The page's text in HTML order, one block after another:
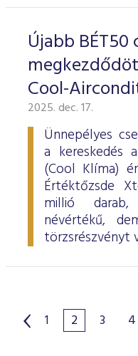
Újabb
Cool-
2025. dec. 17.
Ünnepélyes
a kereskedés
(Cool Klíma)
Értéktőzsde
millió
névértékű,
törzsrészvényt
1 2 3 4